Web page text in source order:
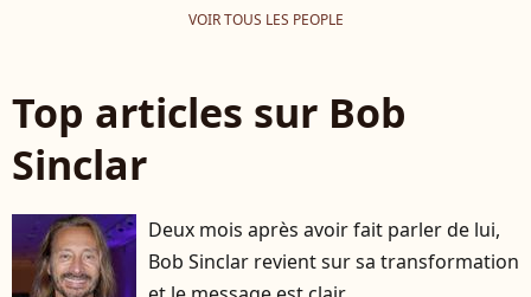
VOIR TOUS LES PEOPLE
Top articles sur Bob
Sinclar
Deux mois après avoir fait parler de lui,
Bob Sinclar revient sur sa transformation